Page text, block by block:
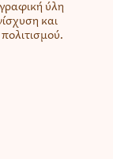
ύλη
και